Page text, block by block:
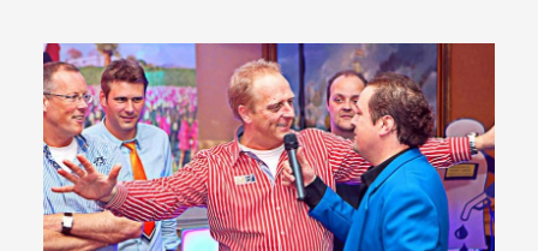
Hou
van
Holland
Quiz
Leiden